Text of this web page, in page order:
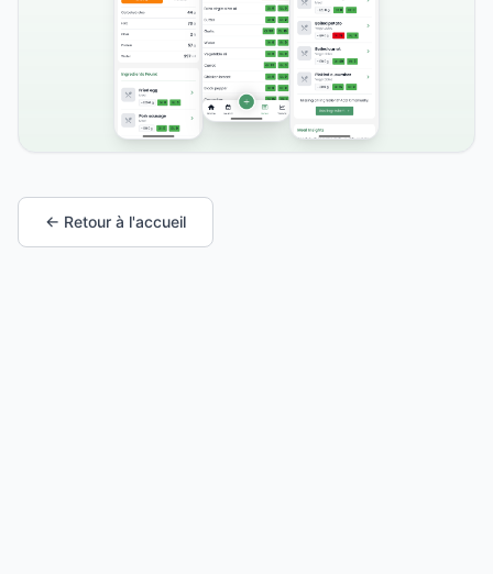
← Retour à l'accueil